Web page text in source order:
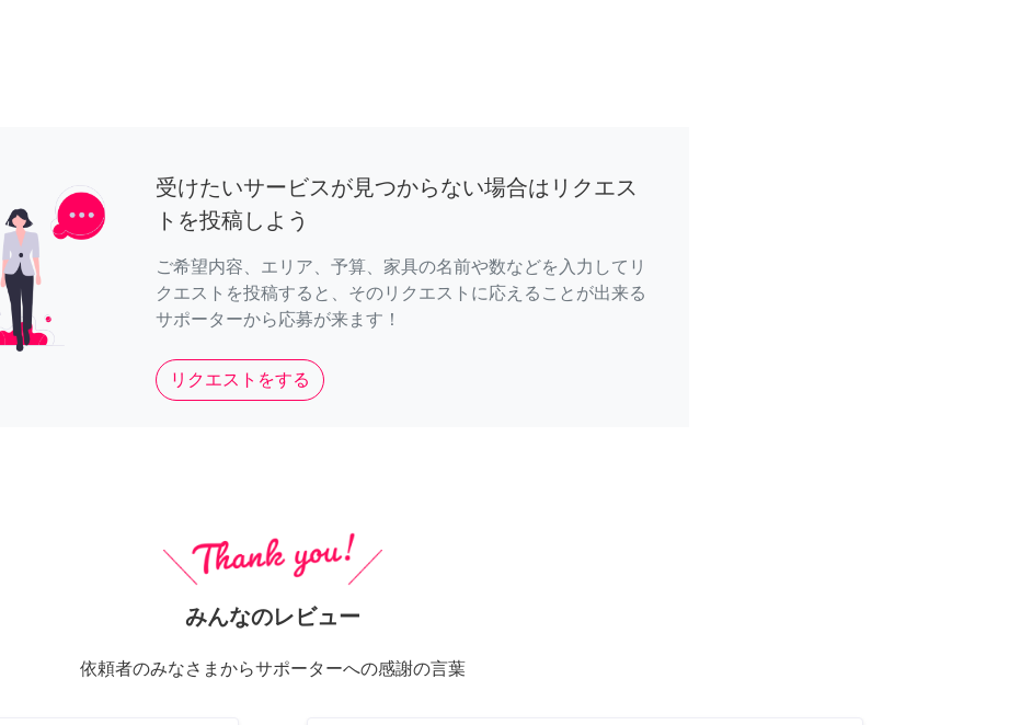
受けたいサービスが見つからない場合はリクエス
トを投稿しよう
ご希望内容、エリア、予算、家具の名前や数などを入力してリ
クエストを投稿すると、そのリクエストに応えることが出来る
サポーターから応募が来ます！
リクエストをする
みんなのレビュー
依頼者のみなさまからサポーターへの感謝の言葉